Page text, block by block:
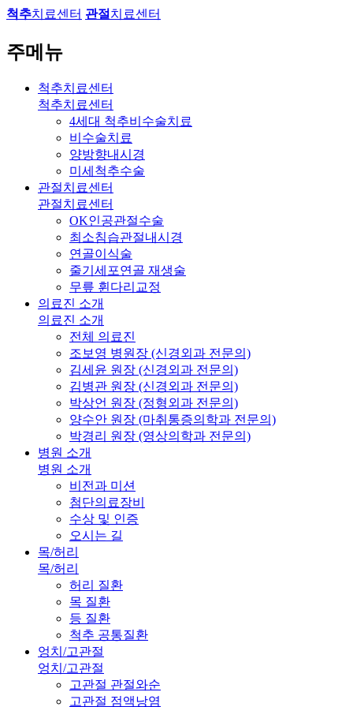
척추치료센터 관절 치료센터
주메뉴
척추치료센터
척추치료센터
4세대 척추비수술치료
비수술치료
양방향내시경
미세척추수술
관절치료센터
관절치료센터
OK인공관절수술
최소침습관절내시경
연골이식술
줄기세포연골 재생술
무릎 휜다리교정
의료진 소개
의료진 소개
전체 의료진
조보영 병원장 (신경외과 전문의)
김세윤 원장 (신경외과 전문의)
김병관 원장 (신경외과 전문의)
박상언 원장 (정형외과 전문의)
양수안 원장 (마취통증의학과 전문의)
박경리 원장 (영상의학과 전문의)
병원 소개
병원 소개
비전과 미션
첨단의료장비
수상 및 인증
오시는 길
목/허리
목/허리
허리 질환
목 질환
등 질환
척추 공통질환
엉치/고관절
엉치/고관절
고관절 관절와순
고관절 점액낭염